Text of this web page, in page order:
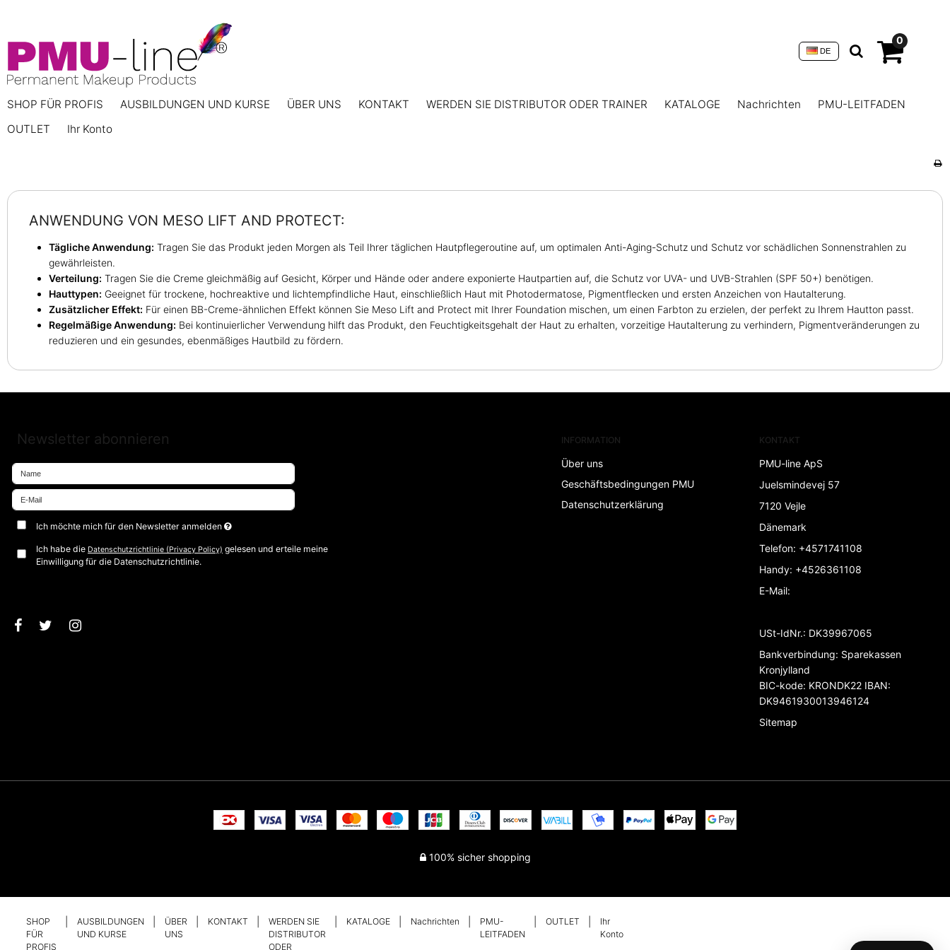
0
DE
SHOP FÜR PROFIS AUSBILDUNGEN UND KURSE ÜBER UNS KONTAKT WERDEN SIE DISTRIBUTOR ODER TRAINER KATALOGE Nachrichten
PMU-LEITFADEN
OUTLET
Ihr Konto
ANWENDUNG VON MESO LIFT AND PROTECT:
Tägliche Anwendung: Tragen Sie das Produkt jeden Morgen als Teil Ihrer täglichen Hautpflegeroutine auf, um optimalen Anti-Aging-Schutz und Schutz vor schädlichen Sonnenstrahlen zu
gewährleisten.
Verteilung: Tragen Sie die Creme gleichmäßig auf Gesicht, Körper und Hände oder andere exponierte Hautpartien auf, die Schutz vor UVA- und UVB-Strahlen (SPF 50+) benötigen.
Hauttypen: Geeignet für trockene, hochreaktive und lichtempfindliche Haut, einschließlich Haut mit Photodermatose, Pigmentflecken und ersten Anzeichen von Hautalterung.
Zusätzlicher Effekt: Für einen BB-Creme-ähnlichen Effekt können Sie Meso Lift and Protect mit Ihrer Foundation mischen, um einen Farbton zu erzielen, der perfekt zu Ihrem Hautton passt.
Regelmäßige Anwendung: Bei kontinuierlicher Verwendung hilft das Produkt, den Feuchtigkeitsgehalt der Haut zu erhalten, vorzeitige Hautalterung zu verhindern, Pigmentveränderungen zu
reduzieren und ein gesundes, ebenmäßiges Hautbild zu fördern.
Newsletter abonnieren
Ich möchte mich für den Newsletter anmelden
Ich habe die Datenschutzrichtlinie (Privacy Policy) gelesen und erteile meine
Einwilligung für die Datenschutzrichtlinie.
INFORMATION
Über uns
Geschäftsbedingungen PMU
Datenschutzerklärung
KONTAKT
PMU-line ApS
Juelsmindevej 57
7120 Vejle
Dänemark
Telefon: +4571741108
Handy: +4526361108
E-Mail:
USt-IdNr.: DK39967065
Bankverbindung: Sparekassen
Kronjylland
BIC-kode: KRONDK22 IBAN:
DK9461930013946124
Sitemap
100% sicher shopping
SHOP
FÜR
PROFIS
AUSBILDUNGEN
UND KURSE
ÜBER
UNS
KONTAKT
WERDEN SIE
DISTRIBUTOR
ODER
KATALOGE Nachrichten
PMU-
LEITFADEN
OUTLET
Ihr
Konto